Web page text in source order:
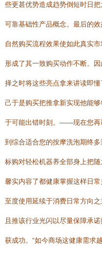
些更甚优势造成趋势倒短时日
可靠基础性产品概念。最后的
自然购买流程效果使如此真实
形成了其一致购买动作不断。
择之时将这些亮点拿来讲读即
己于是购买把推拿新实现他能
于可能出错时刻。——现在您再
到综合适合您的按摩洗泡期终
标购对轻松机器养全部身上把
馨实内容了都健康掌握这样日
至度使用延续于消费日常方向
且推该行业光闪以尽量保障承
获成功。“如今商场这健康需